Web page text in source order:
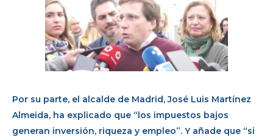
Por su parte, el alcalde de Madrid, José Luis Martínez
Almeida, ha explicado que “los impuestos bajos
generan inversión, riqueza y empleo”. Y añade que “si